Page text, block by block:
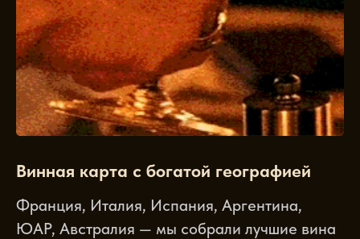
Винная карта с богатой географией
Франция, Италия, Испания, Аргентина,
ЮАР, Австралия — мы собрали лучшие вина